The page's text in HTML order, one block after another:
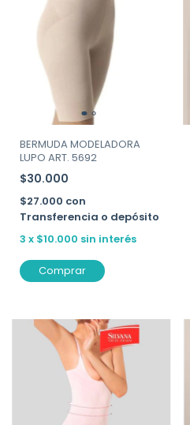
BERMUDA MODELADORA
LUPO ART. 5692
$30.000
$27.000 con
Transferencia o depósito
3 x $10.000 sin interés
Comprar